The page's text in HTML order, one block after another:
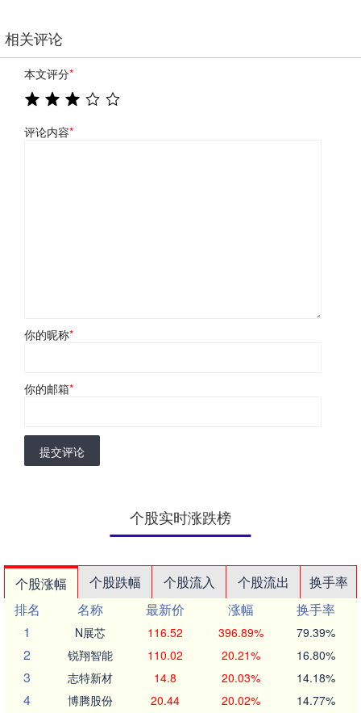
相关评论
本文评分*
评论内容*
你的昵称*
你的邮箱*
提交评论
个股实时涨跌榜
个股涨幅 个股跌幅 个股流入 个股流出
换手率
排名
名称 最新价 涨幅
换手率
1
N展芯 116.52 396.89% 79.39%
2 锐翔智能 110.02 20.21% 16.80%
3 志特新材 14.8 20.03% 14.18%
4 博腾股份 20.44 20.02% 14.77%